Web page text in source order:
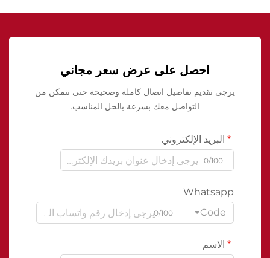
احصل على عرض سعر مجاني
يرجى تقديم تفاصيل اتصال كاملة وصحيحة حتى نتمكن من
التواصل معك بسرعة بالحل المناسب.
البريد الإلكتروني
0/100
Whatsapp
Code
0/100
الاسم